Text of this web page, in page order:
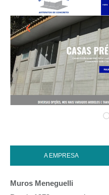
A EMPRESA
Muros Meneguelli